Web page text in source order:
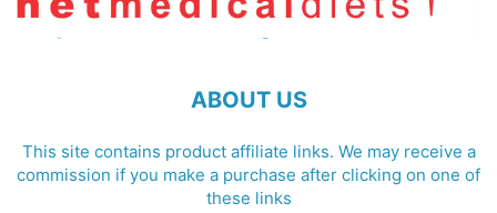
ABOUT US
This site contains product affiliate links. We may receive a
commission if you make a purchase after clicking on one of
these links